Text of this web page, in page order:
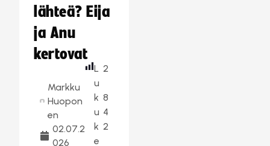
lähteä? Eija
ja Anu
kertovat
Markku
Huopon
en
02.07.2
026
L
u
k
u
k
e
2
8
4
2